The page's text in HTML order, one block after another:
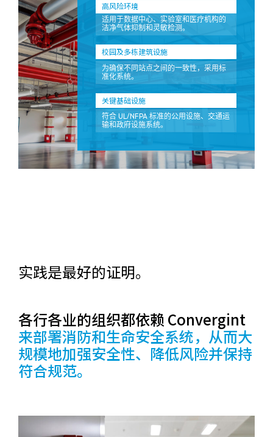
高风险环境
适用于数据中心、实验室和医疗机构的
洁净气体抑制和灵敏检测。
校园及多栋建筑设施
为确保不同站点之间的一致性，采用标
准化系统。
关键基础设施
符合 UL/NFPA 标准的公用设施、交通运
输和政府设施系统。
实践是最好的证明。
各行各业的组织都依赖 Convergint
来部署消防和生命安全系统，从而大
规模地加强安全性、降低风险并保持
符合规范。